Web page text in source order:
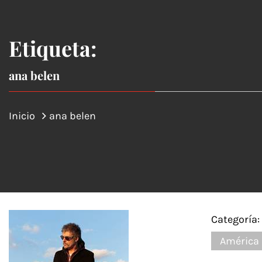
Etiqueta:
ana belen
Inicio ana belen
Categoría:
América